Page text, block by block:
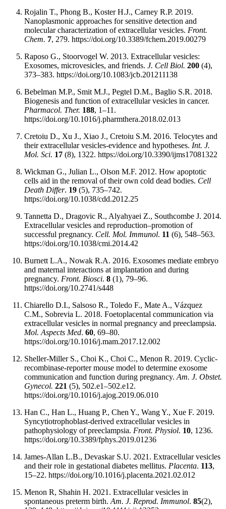
Rojalin T., Phong B., Koster H.J., Carney R.P. 2019.
Nanoplasmonic approaches for sensitive detection and
molecular characterization of extracellular vesicles. Front.
Chem. 7, 279. https://doi.org/10.3389/fchem.2019.00279
Raposo G., Stoorvogel W. 2013. Extracellular vesicles:
Exosomes, microvesicles, and friends. J. Cell Biol. 200 (4),
373–383. https://doi.org/10.1083/jcb.201211138
Bebelman M.P., Smit M.J., Pegtel D.M., Baglio S.R. 2018.
Biogenesis and function of extracellular vesicles in cancer.
Pharmacol. Ther. 188, 1–11.
https://doi.org/10.1016/j.pharmthera.2018.02.013
Cretoiu D., Xu J., Xiao J., Cretoiu S.M. 2016. Telocytes and
their extracellular vesicles-evidence and hypotheses. Int. J.
Mol. Sci. 17 (8), 1322. https://doi.org/10.3390/ijms17081322
Wickman G., Julian L., Olson M.F. 2012. How apoptotic
cells aid in the removal of their own cold dead bodies. Cell
Death Differ. 19 (5), 735–742.
https://doi.org/10.1038/cdd.2012.25
Tannetta D., Dragovic R., Alyahyaei Z., Southcombe J. 2014.
Extracellular vesicles and reproduction–promotion of
successful pregnancy. Cell. Mol. Immunol. 11 (6), 548–563.
https://doi.org/10.1038/cmi.2014.42
Burnett L.A., Nowak R.A. 2016. Exosomes mediate embryo
and maternal interactions at implantation and during
pregnancy. Front. Biosci. 8 (1), 79–96.
https://doi.org/10.2741/s448
Chiarello D.I., Salsoso R., Toledo F., Mate A., Vázquez
C.M., Sobrevia L. 2018. Foetoplacental communication via
extracellular vesicles in normal pregnancy and preeclampsia.
Mol. Aspects Med. 60, 69–80.
https://doi.org/10.1016/j.mam.2017.12.002
Sheller-Miller S., Choi K., Choi C., Menon R. 2019. Cyclic-
recombinase-reporter mouse model to determine exosome
communication and function during pregnancy. Am. J. Obstet.
Gynecol. 221 (5), 502.e1–502.e12.
https://doi.org/10.1016/j.ajog.2019.06.010
Han C., Han L., Huang P., Chen Y., Wang Y., Xue F. 2019.
Syncytiotrophoblast-derived extracellular vesicles in
pathophysiology of preeclampsia. Front. Physiol. 10, 1236.
https://doi.org/10.3389/fphys.2019.01236
James-Allan L.B., Devaskar S.U. 2021. Extracellular vesicles
and their role in gestational diabetes mellitus. Placenta. 113,
15–22. https://doi.org/10.1016/j.placenta.2021.02.012
Menon R, Shahin H. 2021. Extracellular vesicles in
spontaneous preterm birth. Am. J. Reprod. Immunol. 85(2),